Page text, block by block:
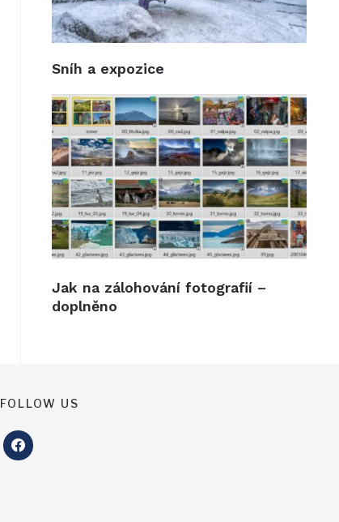
Sníh a expozice
Jak na zálohování fotografií –
doplněno
FOLLOW US
facebook